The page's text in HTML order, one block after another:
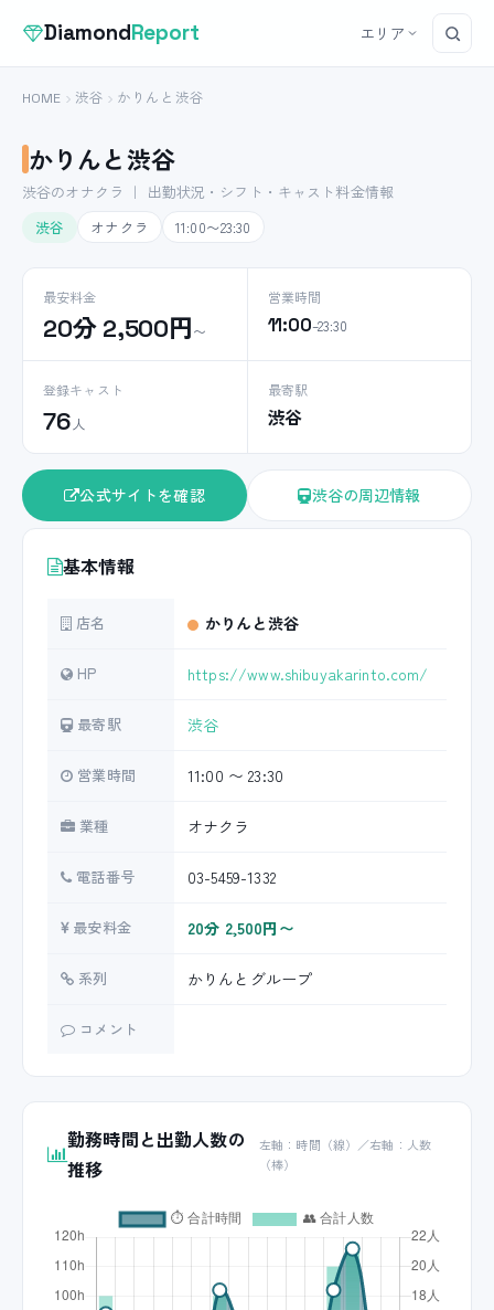
DiamondReport エリア
HOME 渋谷 かりんと渋谷
かりんと渋谷
渋谷のオナクラ ｜ 出勤状況・シフト・キャスト料金情報
渋谷
オナクラ 11:00〜23:30
最安料金
20分 2,500円〜
営業時間
11:00–23:30
登録キャスト
76 人
最寄駅
渋谷
公式サイトを確認 渋谷の周辺情報
基本情報
店名 かりんと渋谷
HP https://www.shibuyakarinto.com/
最寄駅 渋谷
営業時間 11:00 〜 23:30
業種 オナクラ
電話番号 03-5459-1332
最安料金 20分 2,500円〜
系列 かりんとグループ
コメント
勤務時間と出勤人数の
推移
左軸：時間（線）／右軸：人数
（棒）